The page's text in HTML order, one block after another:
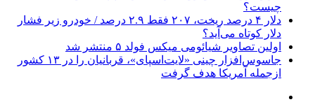
چیست؟
دلار ۴ درصد ریخت، ۲۰۷ فقط ۲.۹ درصد / خودرو زیر فشار
دلار کوتاه می‌آید؟
اولین تصاویر شیائومی میکس فولد ۵ منتشر شد
جاسوس‌افزار چینی «لایت‌اسپای»، قربانیان را در ۱۳ کشور
ازجمله آمریکا هدف گرفت